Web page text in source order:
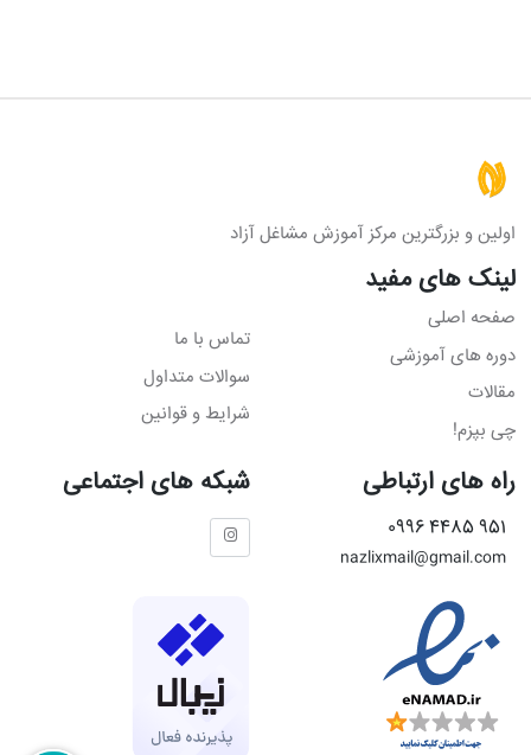
اولین و بزرگترین مرکز آموزش مشاغل آزاد
لینک های مفید
صفحه اصلی
دوره های آموزشی
مقالات
چی بپزم!
تماس با ما
سوالات متداول
شرایط و قوانین
راه های ارتباطی
951 4485 0996
nazlixmail@gmail.com
شبکه های اجتماعی